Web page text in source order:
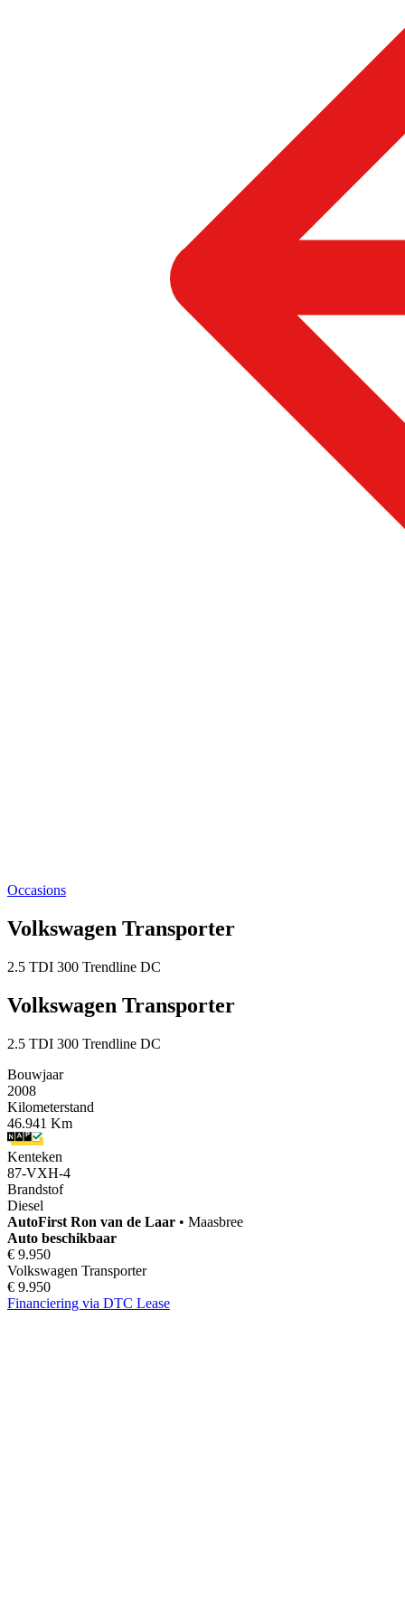
Occasions
Volkswagen Transporter
2.5 TDI 300 Trendline DC
Volkswagen Transporter
2.5 TDI 300 Trendline DC
Bouwjaar
2008
Kilometerstand
46.941 Km
Kenteken
87-VXH-4
Brandstof
Diesel
AutoFirst Ron van de Laar • Maasbree
Auto beschikbaar
€ 9.950
Volkswagen Transporter
€ 9.950
Financiering via DTC Lease